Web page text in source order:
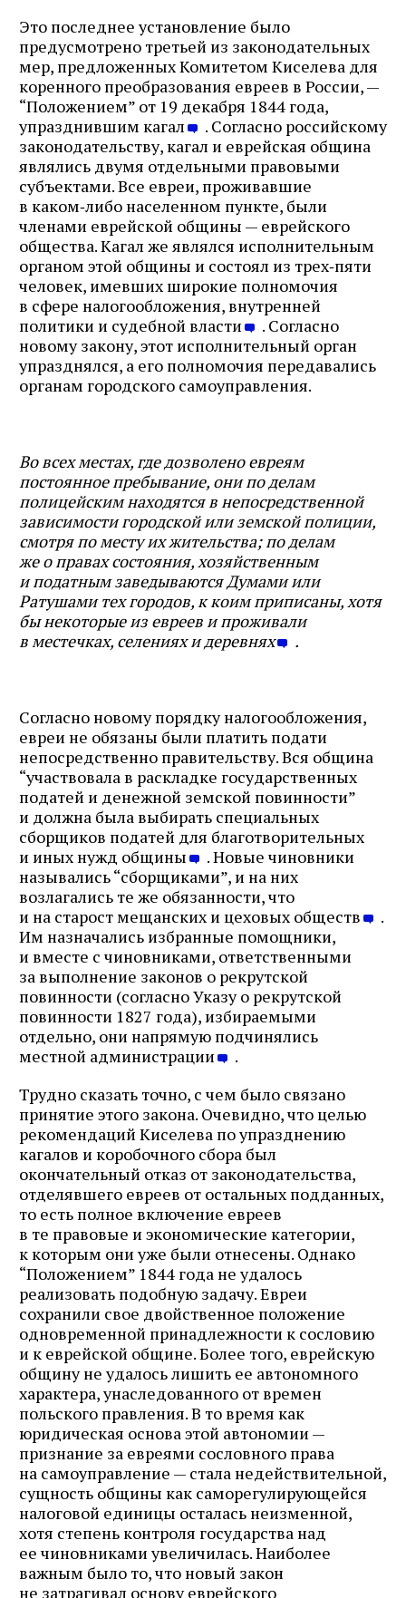
Это последнее установление было
предусмотрено третьей из законодательных
мер, предложенных Комитетом Киселева для
коренного преобразования евреев в России, —
“Положением” от 19 декабря 1844 года,
упразднившим кагал
. Согласно российскому
законодательству, кагал и еврейская община
являлись двумя отдельными правовыми
субъектами. Все евреи, проживавшие
в каком‑либо населенном пункте, были
членами еврейской общины — еврейского
общества. Кагал же являлся исполнительным
органом этой общины и состоял из трех‑пяти
человек, имевших широкие полномочия
в сфере налогообложения, внутренней
политики и судебной власти
. Согласно
новому закону, этот исполнительный орган
упразднялся, а его полномочия передавались
органам городского самоуправления.
Во всех местах, где дозволено евреям
постоянное пребывание, они по делам
полицейским находятся в непосредственной
зависимости городской или земской полиции,
смотря по месту их жительства; по делам
же о правах состояния, хозяйственным
и податным заведываются Думами или
Ратушами тех городов, к коим приписаны, хотя
бы некоторые из евреев и проживали
в местечках, селениях и деревнях
.
Согласно новому порядку налогообложения,
евреи не обязаны были платить подати
непосредственно правительству. Вся община
“участвовала в раскладке государственных
податей и денежной земской повинности”
и должна была выбирать специальных
сборщиков податей для благотворительных
и иных нужд общины
. Новые чиновники
назывались “сборщиками”, и на них
возлагались те же обязанности, что
и на старост мещанских и цеховых обществ
.
Им назначались избранные помощники,
и вместе с чиновниками, ответственными
за выполнение законов о рекрутской
повинности (согласно Указу о рекрутской
повинности 1827 года), избираемыми
отдельно, они напрямую подчинялись
местной администрации
.
Трудно сказать точно, с чем было связано
принятие этого закона. Очевидно, что целью
рекомендаций Киселева по упразднению
кагалов и коробочного сбора был
окончательный отказ от законодательства,
отделявшего евреев от остальных подданных,
то есть полное включение евреев
в те правовые и экономические категории,
к которым они уже были отнесены. Однако
“Положением” 1844 года не удалось
реализовать подобную задачу. Евреи
сохранили свое двойственное положение
одновременной принадлежности к сословию
и к еврейской общине. Более того, еврейскую
общину не удалось лишить ее автономного
характера, унаследованного от времен
польского правления. В то время как
юридическая основа этой автономии —
признание за евреями сословного права
на самоуправление — стала недействительной,
сущность общины как саморегулирующейся
налоговой единицы осталась неизменной,
хотя степень контроля государства над
ее чиновниками увеличилась. Наиболее
важным было то, что новый закон
не затрагивал основу еврейского